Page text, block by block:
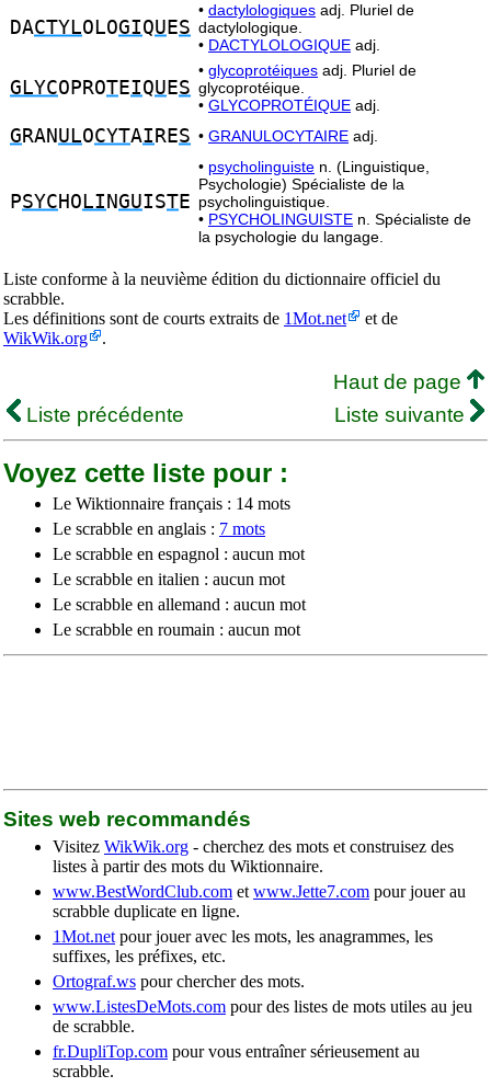
DACTYLOLOGIQU ES
• dactylologiques adj. Pluriel de
dactylologique.
• DACTYLOLOGIQUE adj.
GLYCOPROTEIQU ES
• glycoprotéiques adj. Pluriel de
glycoprotéique.
• GLYCOPROTÉIQUE adj.
G RAN ULOCYTAI RES • GRANULOCYTAIRE adj.
PSYC HO LI NGUISTE
• psycholinguiste n. (Linguistique,
Psychologie) Spécialiste de la
psycholinguistique.
• PSYCHOLINGUISTE n. Spécialiste de
la psychologie du langage.
Liste conforme à la neuvième édition du dictionnaire officiel du
scrabble.
Les définitions sont de courts extraits de 1Mot.net
et de
WikWik.org
.
Haut de page
Liste précédente
Liste suivante
Voyez cette liste pour :
Le Wiktionnaire français : 14 mots
Le scrabble en anglais : 7 mots
Le scrabble en espagnol : aucun mot
Le scrabble en italien : aucun mot
Le scrabble en allemand : aucun mot
Le scrabble en roumain : aucun mot
Sites web recommandés
Visitez WikWik.org - cherchez des mots et construisez des
listes à partir des mots du Wiktionnaire.
www.BestWordClub.com et www.Jette7.com pour jouer au
scrabble duplicate en ligne.
1Mot.net pour jouer avec les mots, les anagrammes, les
suffixes, les préfixes, etc.
Ortograf.ws pour chercher des mots.
www.ListesDeMots.com pour des listes de mots utiles au jeu
de scrabble.
fr.DupliTop.com pour vous entraîner sérieusement au
scrabble.